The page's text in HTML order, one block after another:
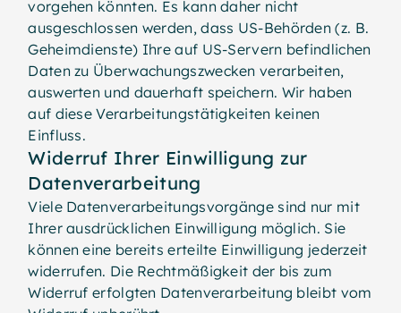
vorgehen könnten. Es kann daher nicht
ausgeschlossen werden, dass US-Behörden (z. B.
Geheimdienste) Ihre auf US-Servern befindlichen
Daten zu Überwachungszwecken verarbeiten,
auswerten und dauerhaft speichern. Wir haben
auf diese Verarbeitungstätigkeiten keinen
Einfluss.
Widerruf Ihrer Einwilligung zur
Datenverarbeitung
Viele Datenverarbeitungsvorgänge sind nur mit
Ihrer ausdrücklichen Einwilligung möglich. Sie
können eine bereits erteilte Einwilligung jederzeit
widerrufen. Die Rechtmäßigkeit der bis zum
Widerruf erfolgten Datenverarbeitung bleibt vom